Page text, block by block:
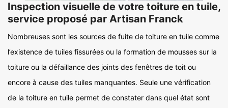
Inspection visuelle de votre toiture en tuile,
service proposé par Artisan Franck
Nombreuses sont les sources de fuite de toiture en tuile comme
l’existence de tuiles fissurées ou la formation de mousses sur la
toiture ou la défaillance des joints des fenêtres de toit ou
encore à cause des tuiles manquantes. Seule une vérification
de la toiture en tuile permet de constater dans quel état sont